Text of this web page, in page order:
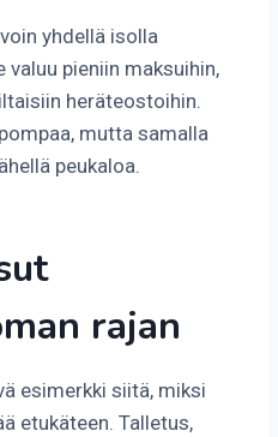
yhdellä isolla
pieniin maksuihin,
heräteostoihin.
mutta samalla
peukaloa.
rajan
esimerkki siitä, miksi
etukäteen. Talletus,